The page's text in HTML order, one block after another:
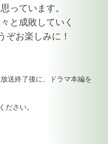
っています。
と成敗していく
ぞお楽しみに！
送終了後に、ドラマ本編を
ださい。